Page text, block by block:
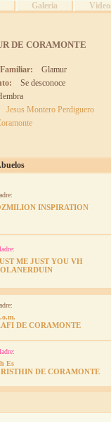
Galeria
DE CORAMONTE
Glamur
Se desconoce
Jesus Montero Perdiguero
INSPIRATION
ME JUST YOU VH
DE CORAMONTE
Es
DE CORAMONTE